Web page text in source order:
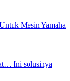
Mesin Yamaha
Ini solusinya